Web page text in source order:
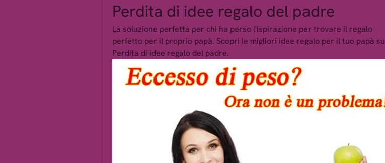
Perdita di idee regalo del padre
La soluzione perfetta per chi ha perso l'ispirazione per trovare il regalo
perfetto per il proprio papà. Scopri le migliori idee regalo per il tuo papà su
Perdita di idee regalo del padre.